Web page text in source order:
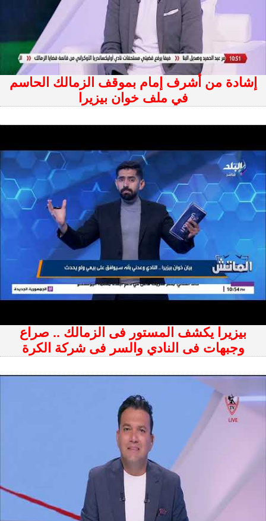
إشادة من أشرف إمام بموقف الزمالك الحاسم
في ملف خوان بيزيرا
بيزيرا يكشف المستور فى الزمالك .. صراع
وجبهات فى النادي والسر فى شركة الكرة